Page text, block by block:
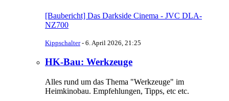
[Baubericht] Das Darkside Cinema - JVC DLA-
NZ700
Kippschalter- 6. April 2026, 21:25
HK-Bau: Werkzeuge
Alles rund um das Thema "Werkzeuge" im
Heimkinobau. Empfehlungen, Tipps, etc etc.